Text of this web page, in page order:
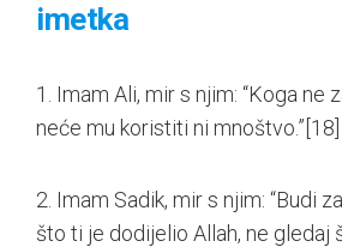
imetka
1. Imam Ali, mir s njim: “Koga ne
neće mu koristiti ni mnoštvo.” [18]
2. Imam Sadik, mir s njim: “Budi
što ti je dodijelio Allah, ne gledaj